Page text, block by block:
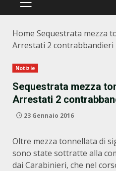
PRIMÄRES
Home Sequestrata mezza
Arrestati 2 contrabbandieri
Notizie
Sequestrata mezza
Arrestati 2
23 Gennaio 2016
Oltre mezza tonnellata di
sono state sottratte alla
dai Carabinieri, che nel